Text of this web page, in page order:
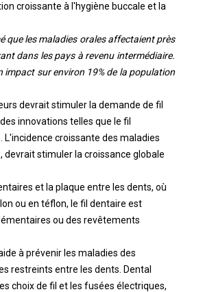
croissante à l'hygiène buccale et la
que les maladies orales affectaient près
dans les pays à revenu intermédiaire.
impact sur environ 19% de la population
devrait stimuler la demande de fil
innovations telles que le fil
croissante des maladies
devrait stimuler la croissance globale
et la plaque entre les dents, où
ou en téflon, le fil dentaire est
ou des revêtements
à prévenir les maladies des
restreints entre les dents. Dental
choix de fil et les fusées électriques,